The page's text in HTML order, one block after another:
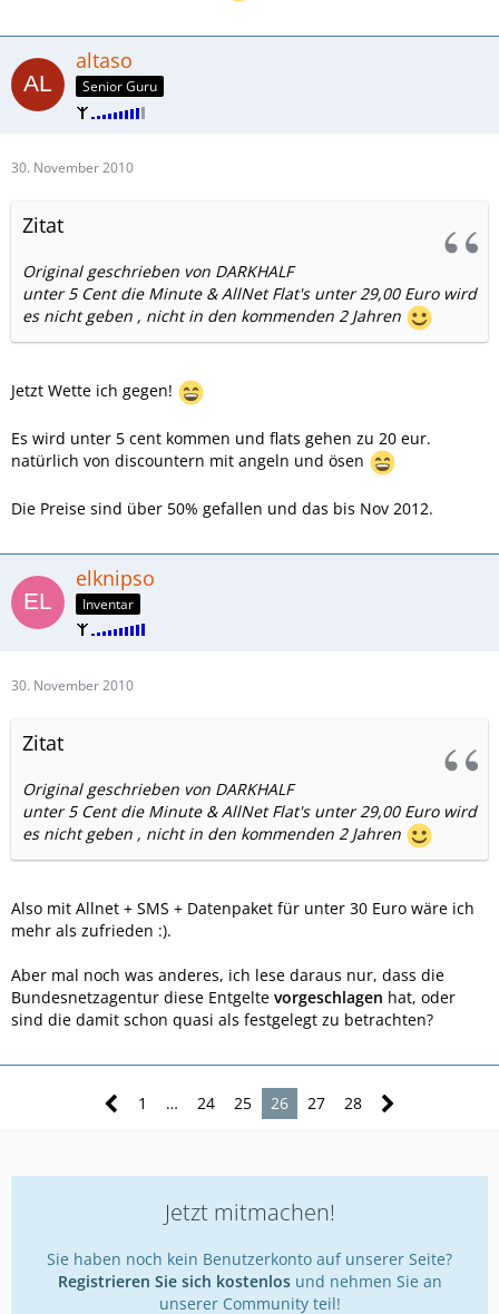
altaso
Senior Guru
30. November 2010
Zitat
Original geschrieben von DARKHALF
unter 5 Cent die Minute & AllNet Flat's unter 29,00 Euro wird
es nicht geben , nicht in den kommenden 2 Jahren
Jetzt Wette ich gegen!
Es wird unter 5 cent kommen und flats gehen zu 20 eur.
natürlich von discountern mit angeln und ösen
Die Preise sind über 50% gefallen und das bis Nov 2012.
elknipso
Inventar
30. November 2010
Zitat
Original geschrieben von DARKHALF
unter 5 Cent die Minute & AllNet Flat's unter 29,00 Euro wird
es nicht geben , nicht in den kommenden 2 Jahren
Also mit Allnet + SMS + Datenpaket für unter 30 Euro wäre ich
mehr als zufrieden :).
Aber mal noch was anderes, ich lese daraus nur, dass die
Bundesnetzagentur diese Entgelte vorgeschlagen hat, oder
sind die damit schon quasi als festgelegt zu betrachten?
1 … 24 25 26 27 28
Jetzt mitmachen!
Sie haben noch kein Benutzerkonto auf unserer Seite?
Registrieren Sie sich kostenlosund nehmen Sie an
unserer Community teil!